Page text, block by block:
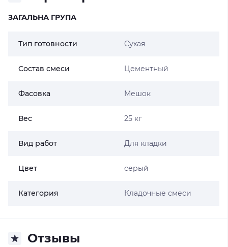
ЗАГАЛЬНА ГРУПА
Тип готовности Сухая
Состав смеси Цементный
Фасовка Мешок
Вес 25 кг
Вид работ Для кладки
Цвет серый
Категория Кладочные смеси
Отзывы